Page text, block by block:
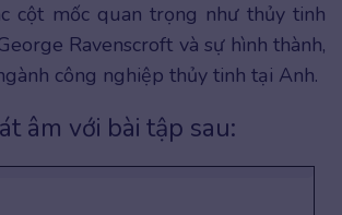
cột mốc quan trọng như thủy tinh
Ravenscroft và sự hình thành,
công nghiệp thủy tinh tại Anh.
âm với bài tập sau: